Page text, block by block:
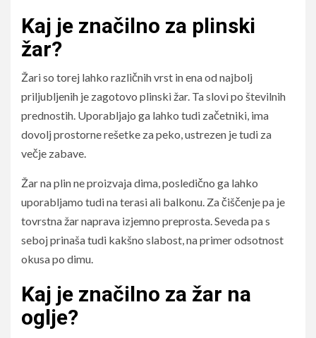
Kaj je značilno za plinski
žar?
Žari so torej lahko različnih vrst in ena od najbolj
priljubljenih je zagotovo plinski žar. Ta slovi po številnih
prednostih. Uporabljajo ga lahko tudi začetniki, ima
dovolj prostorne rešetke za peko, ustrezen je tudi za
večje zabave.
Žar na plin ne proizvaja dima, posledično ga lahko
uporabljamo tudi na terasi ali balkonu. Za čiščenje pa je
tovrstna žar naprava izjemno preprosta. Seveda pa s
seboj prinaša tudi kakšno slabost, na primer odsotnost
okusa po dimu.
Kaj je značilno za žar na
oglje?